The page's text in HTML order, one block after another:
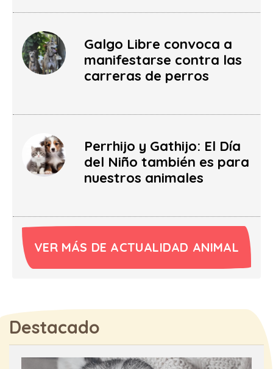
Galgo Libre convoca a
manifestarse contra las
carreras de perros
Perrhijo y Gathijo: El Día
del Niño también es para
nuestros animales
VER MÁS DE ACTUALIDAD ANIMAL
Destacado